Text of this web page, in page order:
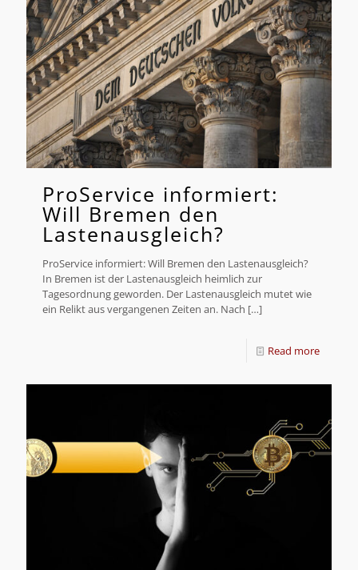
ProService informiert:
Will Bremen den
Lastenausgleich?
ProService informiert: Will Bremen den Lastenausgleich?
In Bremen ist der Lastenausgleich heimlich zur
Tagesordnung geworden. Der Lastenausgleich mutet wie
ein Relikt aus vergangenen Zeiten an. Nach […]
Read more